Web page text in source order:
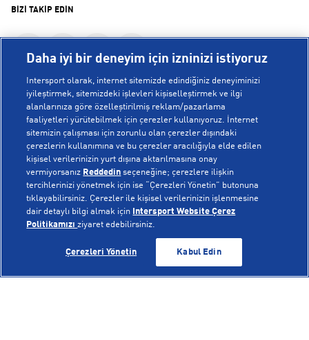
GELİNCE HABER VER
GELİNCE HABER VER
BİZİ TAKİP EDİN
KURUMSAL
Hakkımızda
Mağazalarımız
Bilgi Toplumu Hizmetleri
Gizlilik Politikası
İşlem Rehberi
Kampanyalar
YARDIM
Sipariş Takibi
İptal & İade
Sıkça Sorulan Sorular
Yetkili Servis Listesi
POPÜLER KOLEKSİYONLAR
Voleybol Milli Takım Formaları
New Balance 408
Daha iyi bir deneyim için izninizi istiyoruz
Intersport olarak, internet sitemizde edindiğiniz deneyiminizi
iyileştirmek, sitemizdeki işlevleri kişiselleştirmek ve ilgi
alanlarınıza göre özelleştirilmiş reklam/pazarlama
faaliyetleri yürütebilmek için çerezler kullanıyoruz. İnternet
sitemizin çalışması için zorunlu olan çerezler dışındaki
çerezlerin kullanımına ve bu çerezler aracılığıyla elde edilen
kişisel verilerinizin yurt dışına aktarılmasına onay
vermiyorsanız Reddedin seçeneğine; çerezlere ilişkin
tercihlerinizi yönetmek için ise “Çerezleri Yönetin” butonuna
tıklayabilirsiniz. Çerezler ile kişisel verilerinizin işlenmesine
dair detaylı bilgi almak için
Intersport Website Çerez
Politikamızıziyaret edebilirsiniz.
Çerezleri Yönetin Kabul Edin